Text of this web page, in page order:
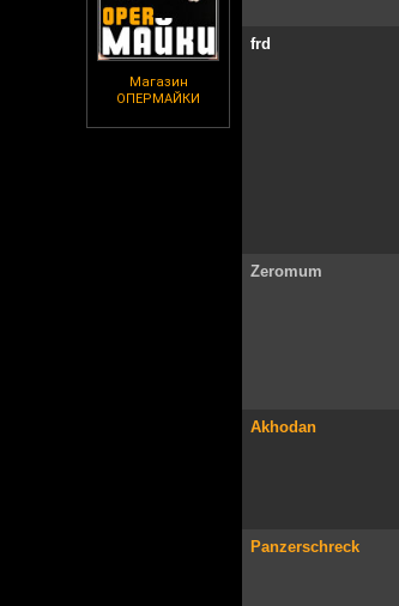
Магазин
ОПЕРМАЙКИ
frd
Zeromum
Akhodan
Panzerschreck